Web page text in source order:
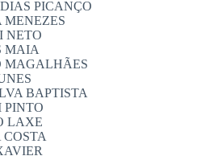
PICANÇO
NETO
MAIA
MAGALHÃES
BAPTISTA
PINTO
LAXE